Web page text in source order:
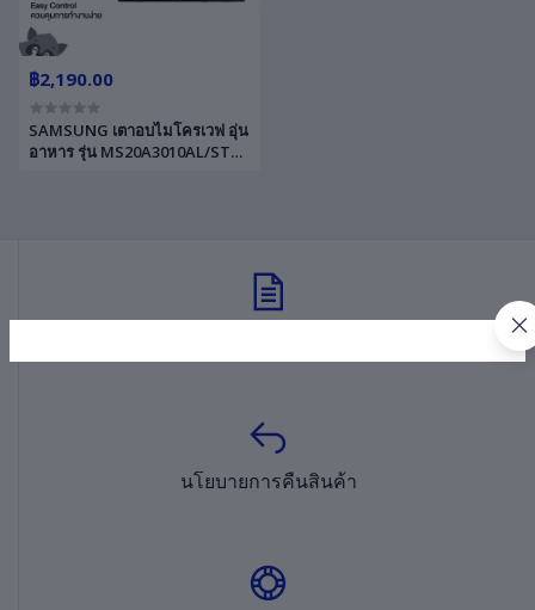
฿2,190.00
SAMSUNG เตาอบไมโครเวฟ อุ่น
อาหาร รุ่น MS20A3010AL/ST
นโยบายการคืนสินค้า